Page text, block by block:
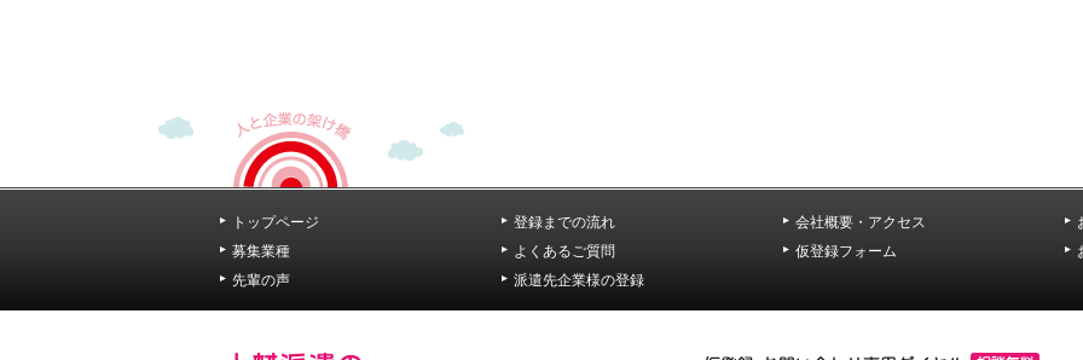
トップページ 登録までの流れ 会社概要・アクセス
募集業種
よくあるご質問 仮登録フォーム
先輩の声
派遣先企業様の登録